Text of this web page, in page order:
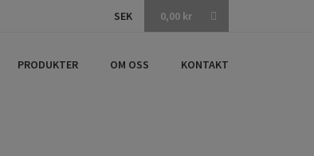
0,00 kr
SEK
PRODUKTER OM OSS KONTAKT